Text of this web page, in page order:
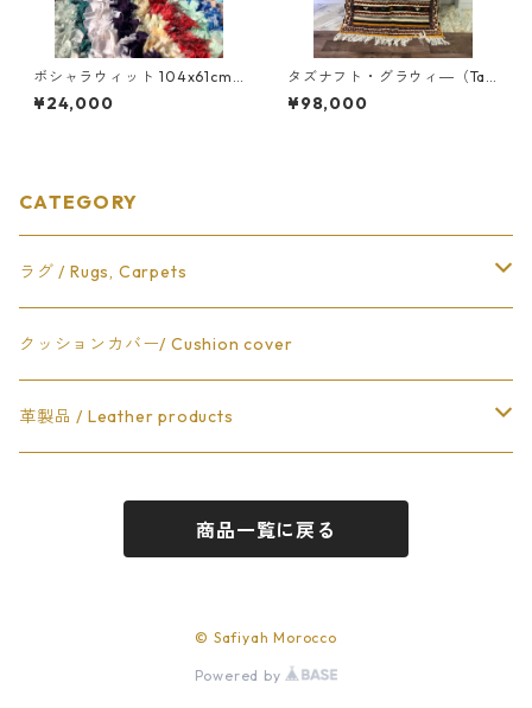
ボシャラウィット 104x61cm
＜商品コードBCAG-001＞
¥24,000
タズナフト・グラウィ―（Taz
nagft・glawi) 192x107cm ＜
商品コードTZ-005＞
¥98,000
CATEGORY
ラグ / Rugs, Carpets
タズナフト Taznaght
ボシャラウィット Boucherouite
ベニワレン Beniouranin
クッションカバー/ Cushion cover
革製品 / Leather products
商品一覧に戻る
© Safiyah Morocco
Powered by